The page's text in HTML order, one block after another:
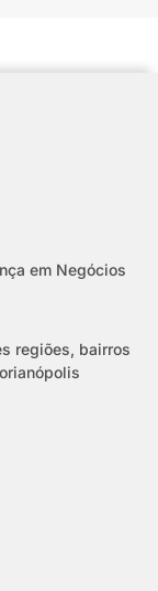
em Negócios
regiões, bairros